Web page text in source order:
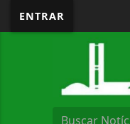
ENTRAR